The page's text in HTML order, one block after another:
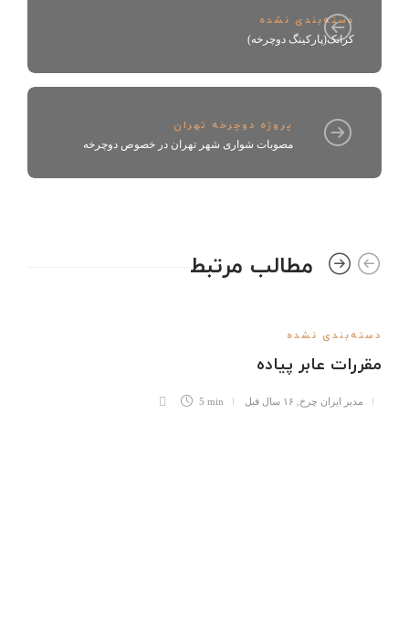
دسته‌بندی نشده
کرانک(پارکینگ دوچرخه)
پروژه دوچرخه تهران
مصوبات شواری شهر تهران در خصوص دوچرخه
مطالب مرتبط
دسته‌بندی نشده
مقررات عابر پیاده
مدیر ایران چرخ ۱۶ سال قبل 5 min